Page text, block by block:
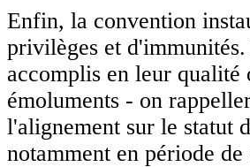
Enfin, la convention
privilèges et
accomplis en leur
émoluments - on
l'alignement sur le statut
notamment en période